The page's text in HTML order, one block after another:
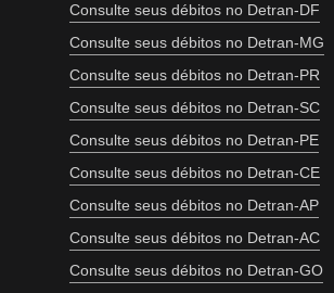
Consulte seus débitos no Detran-DF
Consulte seus débitos no Detran-MG
Consulte seus débitos no Detran-PR
Consulte seus débitos no Detran-SC
Consulte seus débitos no Detran-PE
Consulte seus débitos no Detran-CE
Consulte seus débitos no Detran-AP
Consulte seus débitos no Detran-AC
Consulte seus débitos no Detran-GO